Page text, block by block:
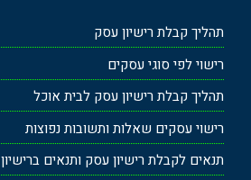
תהליך קבלת רישיון עסק
רישוי לפי סוגי עסקים
תהליך קבלת רישיון עסק לבית אוכל
רישוי עסקים שאלות ותשובות נפוצות
תנאים לקבלת רישיון עסק ותנאים ברישיון